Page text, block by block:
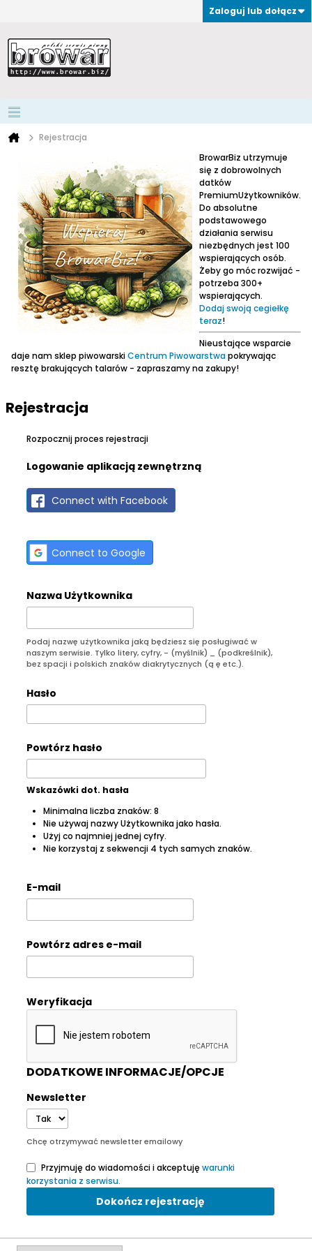
Zaloguj lub dołącz
Rejestracja
BrowarBiz utrzymuje
się z dobrowolnych
datków
PremiumUżytkowników.
Do absolutne
podstawowego
działania serwisu
niezbędnych jest 100
wspierających osób.
Żeby go móc rozwijać -
potrzeba 300+
wspierających.
Dodaj swoją cegiełkę
teraz!
Nieustające wsparcie
daje nam sklep piwowarskiCentrum Piwowarstwapokrywając
resztę brakujących talarów - zapraszamy na zakupy!
Rejestracja
Rozpocznij proces rejestracji
Logowanie aplikacją zewnętrzną
Connect with Facebook
Connect to Google
Nazwa Użytkownika
Podaj nazwę użytkownika jaką będziesz się posługiwać w
naszym serwisie. Tylko litery, cyfry, - (myślnik) _ (podkreślnik),
bez spacji i polskich znaków diakrytycznych (ą ę etc.).
Hasło
Powtórz hasło
Wskazówki dot. hasła
Minimalna liczba znaków: 8
Nie używaj nazwy Użytkownika jako hasła.
Użyj co najmniej jednej cyfry.
Nie korzystaj z sekwencji 4 tych samych znaków.
E-mail
Powtórz adres e-mail
Weryfikacja
DODATKOWE INFORMACJE/OPCJE
Newsletter
Chcę otrzymywać newsletter emailowy
Przyjmuję do wiadomości i akceptuję warunki
korzystania z serwisu.
Dokończ rejestrację